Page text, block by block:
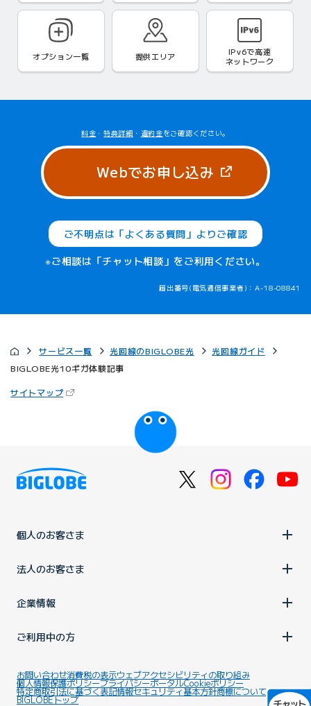
オプション一覧 提供エリア IPv6で高速
ネットワーク
料金 ・特典詳細 ・ 違約金をご確認ください。
Webでお申し込み （新しいタブ
ご不明点は「よくある質問」よりご確認
※ご相談は「チャット相談」をご利用ください。
届出番号(電気通信事業者)：A-18-08841
サービス一覧 光回線のBIGLOBE光
光回線ガイド
BIGLOBE光10ギガ体験記事
サイトマップ（新しいタブで開きます）
個人のお客さま
法人のお客さま
企業情報
ご利用中の方
お問い合わせ消費税の表示ウェブアクセシビリティの取り組み
個人情報保護ポリシープライバシーポータルCookieポリシー
特定商取引法に基づく表記情報セキュリティ基本方針商標について
BIGLOBEトップ